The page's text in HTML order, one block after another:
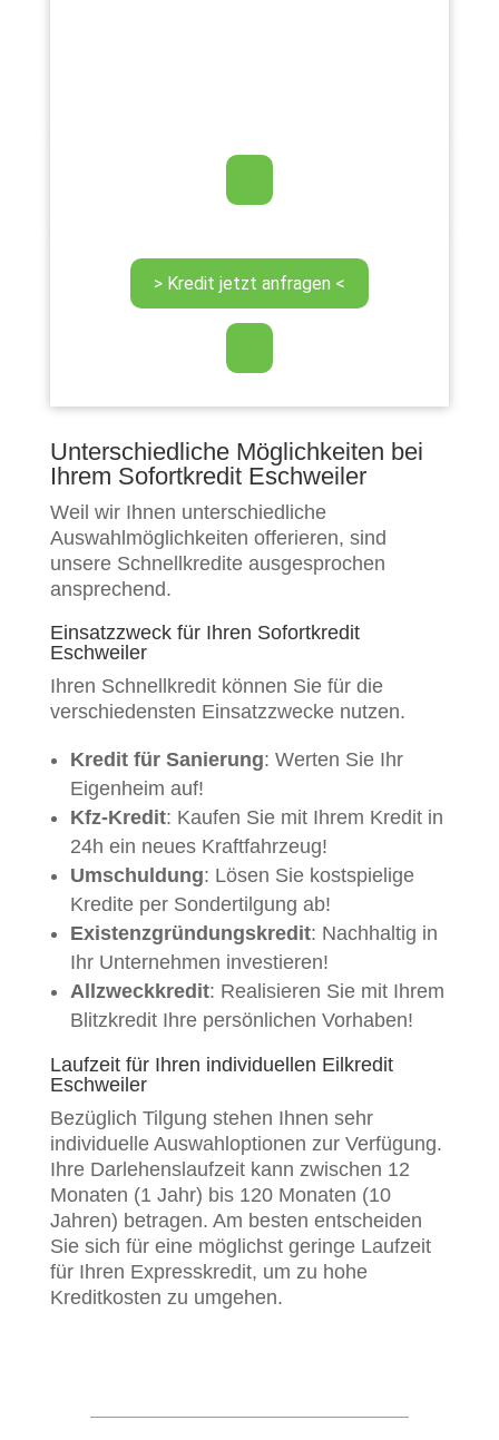
Unterschiedliche Möglichkeiten bei
Ihrem Sofortkredit Eschweiler
Weil wir Ihnen unterschiedliche
Auswahlmöglichkeiten offerieren, sind
unsere Schnellkredite ausgesprochen
ansprechend.
Einsatzzweck für Ihren Sofortkredit
Eschweiler
Ihren Schnellkredit können Sie für die
verschiedensten Einsatzzwecke nutzen.
Kredit für Sanierung: Werten Sie Ihr
Eigenheim auf!
Kfz-Kredit: Kaufen Sie mit Ihrem Kredit in
24h ein neues Kraftfahrzeug!
Umschuldung: Lösen Sie kostspielige
Kredite per Sondertilgung ab!
Existenzgründungskredit: Nachhaltig in
Ihr Unternehmen investieren!
Allzweckkredit: Realisieren Sie mit Ihrem
Blitzkredit Ihre persönlichen Vorhaben!
Laufzeit für Ihren individuellen Eilkredit
Eschweiler
Bezüglich Tilgung stehen Ihnen sehr
individuelle Auswahloptionen zur Verfügung.
Ihre Darlehenslaufzeit kann zwischen 12
Monaten (1 Jahr) bis 120 Monaten (10
Jahren) betragen. Am besten entscheiden
Sie sich für eine möglichst geringe Laufzeit
für Ihren Expresskredit, um zu hohe
Kreditkosten zu umgehen.